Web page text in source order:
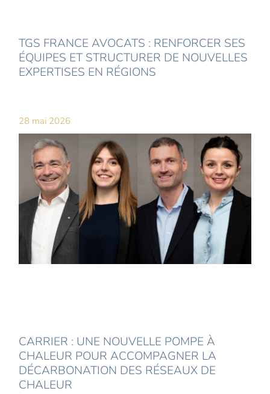
TGS FRANCE AVOCATS : RENFORCER SES
ÉQUIPES ET STRUCTURER DE NOUVELLES
EXPERTISES EN RÉGIONS
28 mai 2026
CARRIER : UNE NOUVELLE POMPE À
CHALEUR POUR ACCOMPAGNER LA
DÉCARBONATION DES RÉSEAUX DE
CHALEUR